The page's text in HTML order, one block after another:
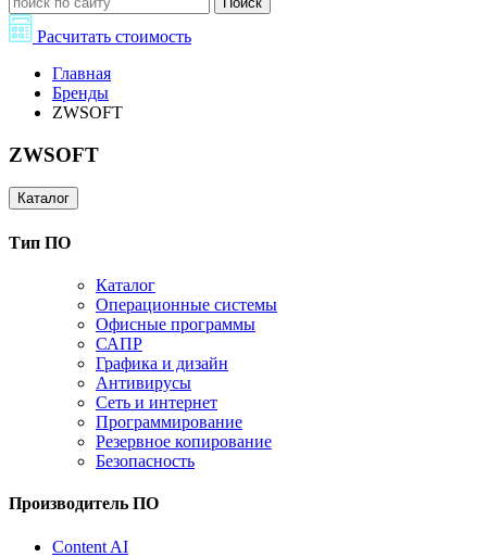
Расчитать стоимость
Главная
Бренды
ZWSOFT
ZWSOFT
Каталог
Тип ПО
Каталог
Операционные системы
Офисные программы
САПР
Графика и дизайн
Антивирусы
Сеть и интернет
Программирование
Резервное копирование
Безопасность
Производитель ПО
Content AI